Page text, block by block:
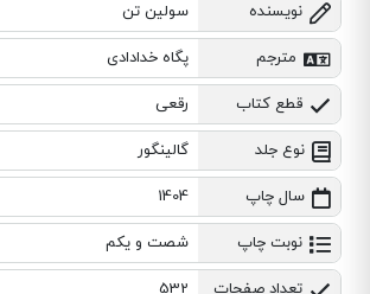
نویسنده سولین تن
مترجم پگاه خدادادی
قطع کتاب رقعی
نوع جلد گالینگور
سال چاپ 1404
نوبت چاپ شصت و یکم
تعداد صفحات 532